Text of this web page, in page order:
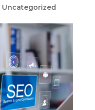
Uncategorized